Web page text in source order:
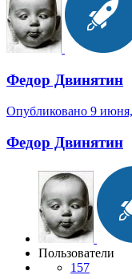
Федор Двинятин
Опубликовано 9 июня,
Федор Двинятин
Пользователи
157